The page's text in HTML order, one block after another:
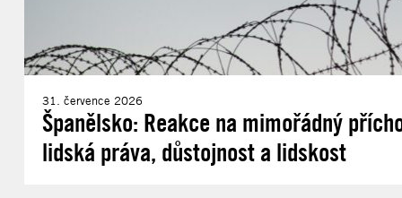
31. července 2026
Španělsko: Reakce na mimořádný
lidská práva, důstojnost a lidskost